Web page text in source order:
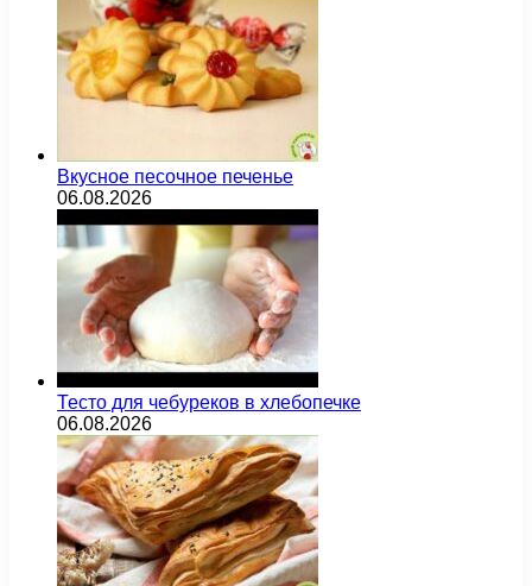
Вкусное песочное печенье
06.08.2026
Тесто для чебуреков в хлебопечке
06.08.2026